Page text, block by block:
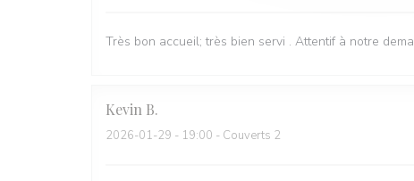
Très bon accueil; très bien servi . Attentif à notre
Kevin B
2026-01-29 - 19:00 - Couverts 2